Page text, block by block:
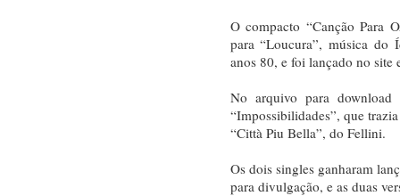
O compacto “Canção Para
para “Loucura”, música do
anos 80, e foi lançado no site
No arquivo para
“Impossibilidades”, que
“Città Piu Bella”, do Fellini.
Os dois singles ganharam
para divulgação, e as duas